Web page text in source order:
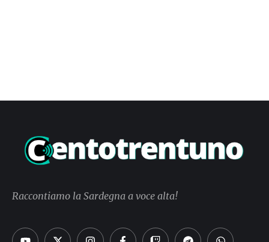
Raccontiamo la Sardegna a voce alta!